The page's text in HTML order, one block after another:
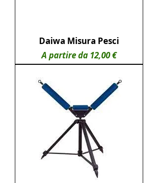
Daiwa Misura Pesci
A partire da 12,00 €
Prezzo scontato